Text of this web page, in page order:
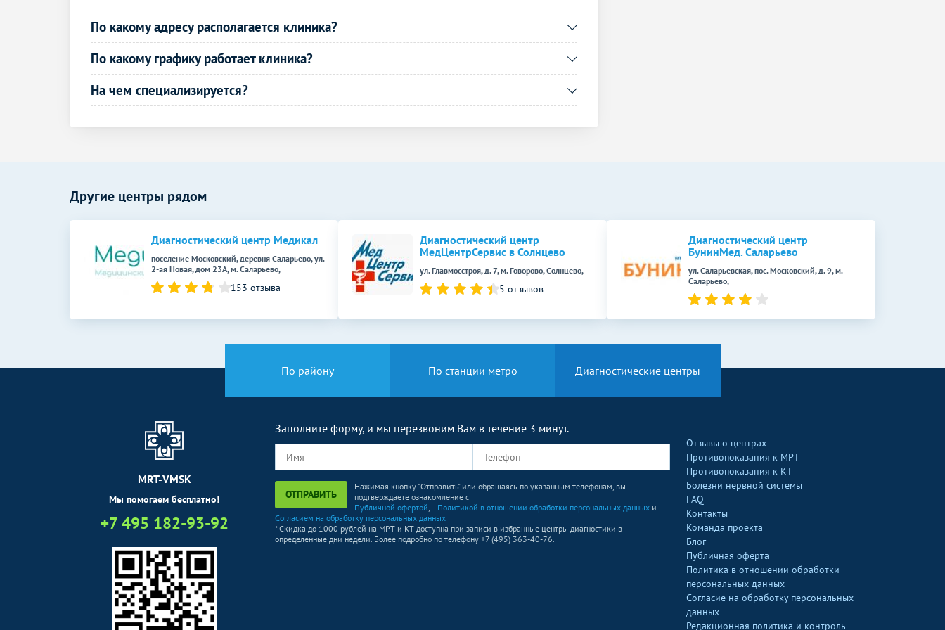
УЗИ в акушерстве Без контраста
УЗИ при многоплодной беременности
(скрининг)
Дуплексное сканирование сосудов
Дуплексное сканирование дуги аорты и
Велоэргометрия (ЭКГ с физической
Электрокардиография (ЭКГ)
-
Электроэнцефалография (ЭЭГ)
р. -
Эндоскопические методы
По какому адресу располагается клиника?
По какому графику работает клиника?
На чем специализируется?
Другие центры рядом
Диагностический центр Медикал
поселение Московский, деревня Саларьево, ул.
2-ая Новая, дом 23А, м. Саларьево,
153 отзыва
Диагностический центр
МедЦентрСервис в Солнцево
ул. Главмосстроя, д. 7, м. Говорово, Солнцево,
5 отзывов
Диагностический центр
БунинМед. Саларьево
ул. Саларьевская, пос. Московский, д. 9, м.
Саларьево,
По району По станции метро Диагностические центры
MRT-VMSK
Мы помогаем бесплатно!
+7 495 182-93-92
Заполните форму, и мы перезвоним Вам в течение 3 минут.
ОТПРАВИТЬ
Нажимая кнопку "Отправить" или обращаясь по указанным телефонам, вы
подтверждаете ознакомление с
Публичной офертой, Политикой в отношении обработки персональных данных и
Согласием на обработку персональных данных
* Скидка до 1000 рублей на МРТ и КТ доступна при записи в избранные центры диагностики в
определенные дни недели. Более подробно по телефону +7 (495) 363-40-76.
Отзывы о центрах
Противопоказания к МРТ
Противопоказания к КТ
Болезни нервной системы
FAQ
Контакты
Команда проекта
Блог
Публичная оферта
Политика в отношении обработки
персональных данных
Согласие на обработку персональных
данных
Редакционная политика и контроль